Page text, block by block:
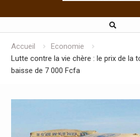
Accueil
Economie
Lutte contre la vie chère : le prix de la
baisse de 7 000 Fcfa